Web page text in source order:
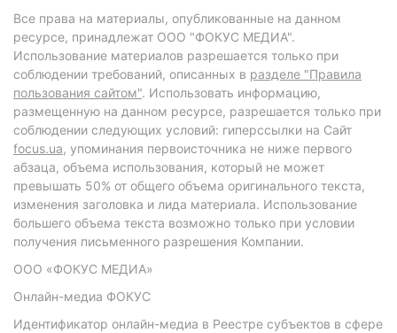
Все права на материалы, опубликованные на данном
ресурсе, принадлежат ООО "ФОКУС МЕДИА".
Использование материалов разрешается только при
соблюдении требований, описанных в разделе "Правила
пользования сайтом". Использовать информацию,
размещенную на данном ресурсе, разрешается только при
соблюдении следующих условий: гиперссылки на Сайт
focus.ua, упоминания первоисточника не ниже первого
абзаца, объема использования, который не может
превышать 50% от общего объема оригинального текста,
изменения заголовка и лида материала. Использование
большего объема текста возможно только при условии
получения письменного разрешения Компании.
ООО «ФОКУС МЕДИА»
Онлайн-медиа ФОКУС
Идентификатор онлайн-медиа в Реестре субъектов в сфере